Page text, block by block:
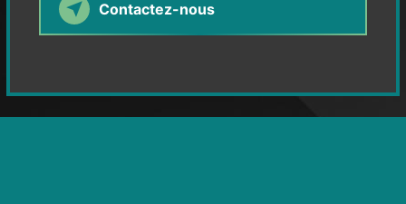
Contactez-nous